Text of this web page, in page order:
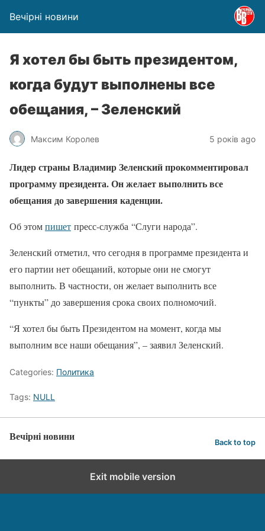
Вечірні новини
Я хотел бы быть президентом,
когда будут выполнены все
обещания, – Зеленский
Максим Королев 5 років ago
Лидер страны Владимир Зеленский прокомментировал
программу президента. Он желает выполнить все
обещания до завершения каденции.
Об этомпишет пресс-служба “Слуги народа”.
Зеленский отметил, что сегодня в программе президента и
его партии нет обещаний, которые они не смогут
выполнить. В частности, он желает выполнить все
“пункты” до завершения срока своих полномочий.
“Я хотел бы быть Президентом на момент, когда мы
выполним все наши обещания”, – заявил Зеленский.
Categories: Политика
Tags: NULL
Вечірні новини Back to top
Exit mobile version